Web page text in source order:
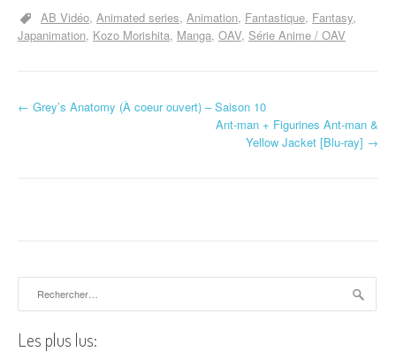
AB Vidéo Animated series Animation Fantastique Fantasy
Japanimation Kozo Morishita Manga OAV Série Anime / OAV
Navigation d'article
← Grey’s Anatomy (À coeur ouvert) – Saison 10
Ant-man + Figurines Ant-man &
Yellow Jacket [Blu-ray] →
Les plus lus: